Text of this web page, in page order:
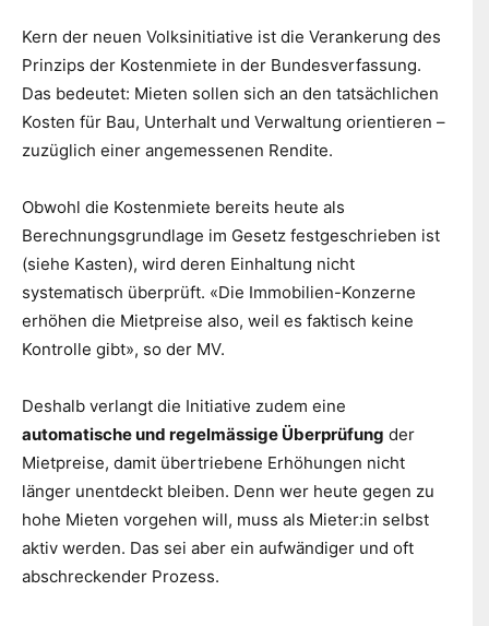
Kern der neuen Volksinitiative ist die Verankerung des
Prinzips der Kostenmiete in der Bundesverfassung.
Das bedeutet: Mieten sollen sich an den tatsächlichen
Kosten für Bau, Unterhalt und Verwaltung orientieren –
zuzüglich einer angemessenen Rendite.
Obwohl die Kostenmiete bereits heute als
Berechnungsgrundlage im Gesetz festgeschrieben ist
(siehe Kasten), wird deren Einhaltung nicht
systematisch überprüft. «Die Immobilien-Konzerne
erhöhen die Mietpreise also, weil es faktisch keine
Kontrolle gibt», so der MV.
Deshalb verlangt die Initiative zudem eine
automatische und regelmässige Überprüfung der
Mietpreise, damit übertriebene Erhöhungen nicht
länger unentdeckt bleiben. Denn wer heute gegen zu
hohe Mieten vorgehen will, muss als Mieter:in selbst
aktiv werden. Das sei aber ein aufwändiger und oft
abschreckender Prozess.